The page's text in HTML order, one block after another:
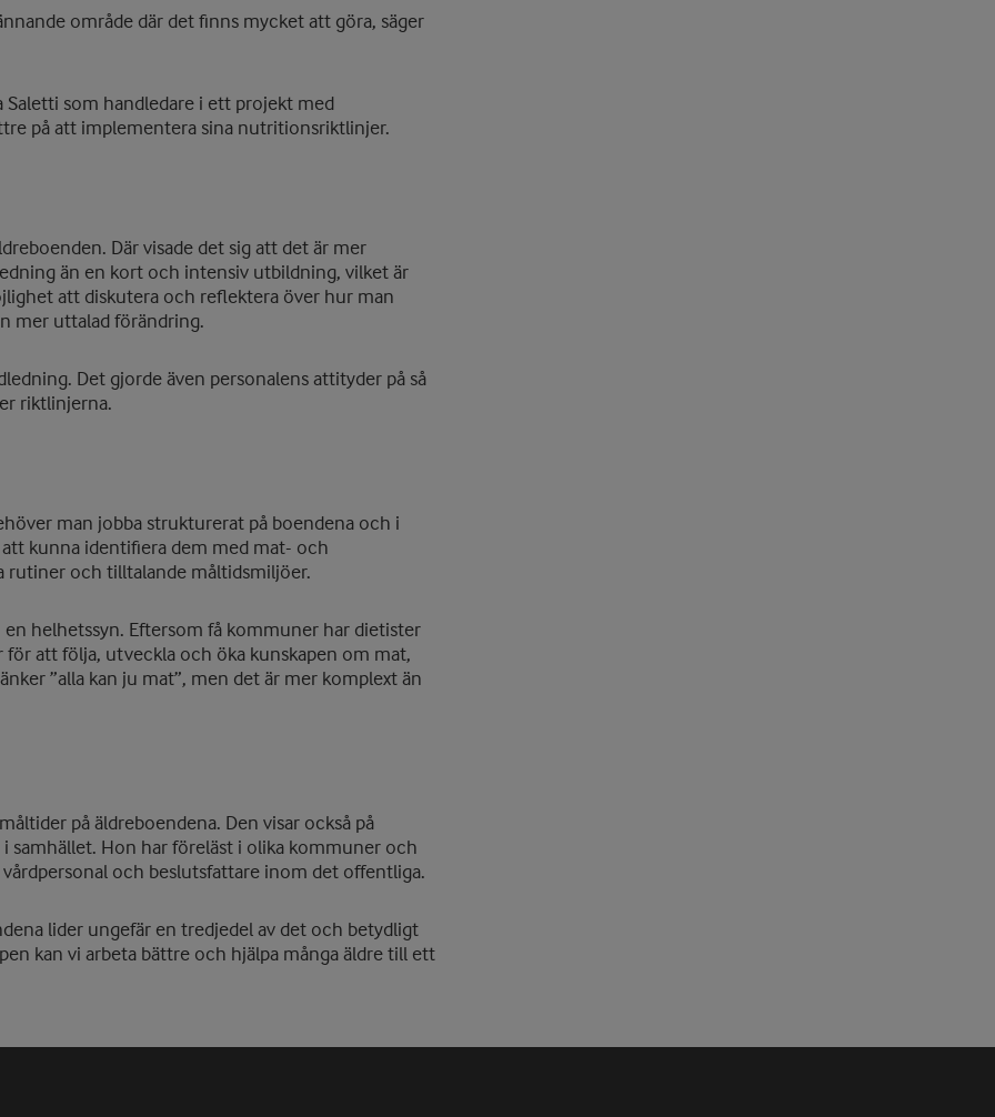
område där det finns mycket att göra, säger
Saletti som handledare i ett projekt med
på att implementera sina nutritionsriktlinjer.
Där visade det sig att det är mer
än en kort och intensiv utbildning, vilket är
att diskutera och reflektera över hur man
mer uttalad förändring.
Det gjorde även personalens attityder på så
riktlinjerna.
man jobba strukturerat på boendena och i
kunna identifiera dem med mat- och
rutiner och tilltalande måltidsmiljöer.
helhetssyn. Eftersom få kommuner har dietister
att följa, utveckla och öka kunskapen om mat,
”alla kan ju mat”, men det är mer komplext än
på äldreboendena. Den visar också på
samhället. Hon har föreläst i olika kommuner och
och beslutsfattare inom det offentliga.
lider ungefär en tredjedel av det och betydligt
kan vi arbeta bättre och hjälpa många äldre till ett